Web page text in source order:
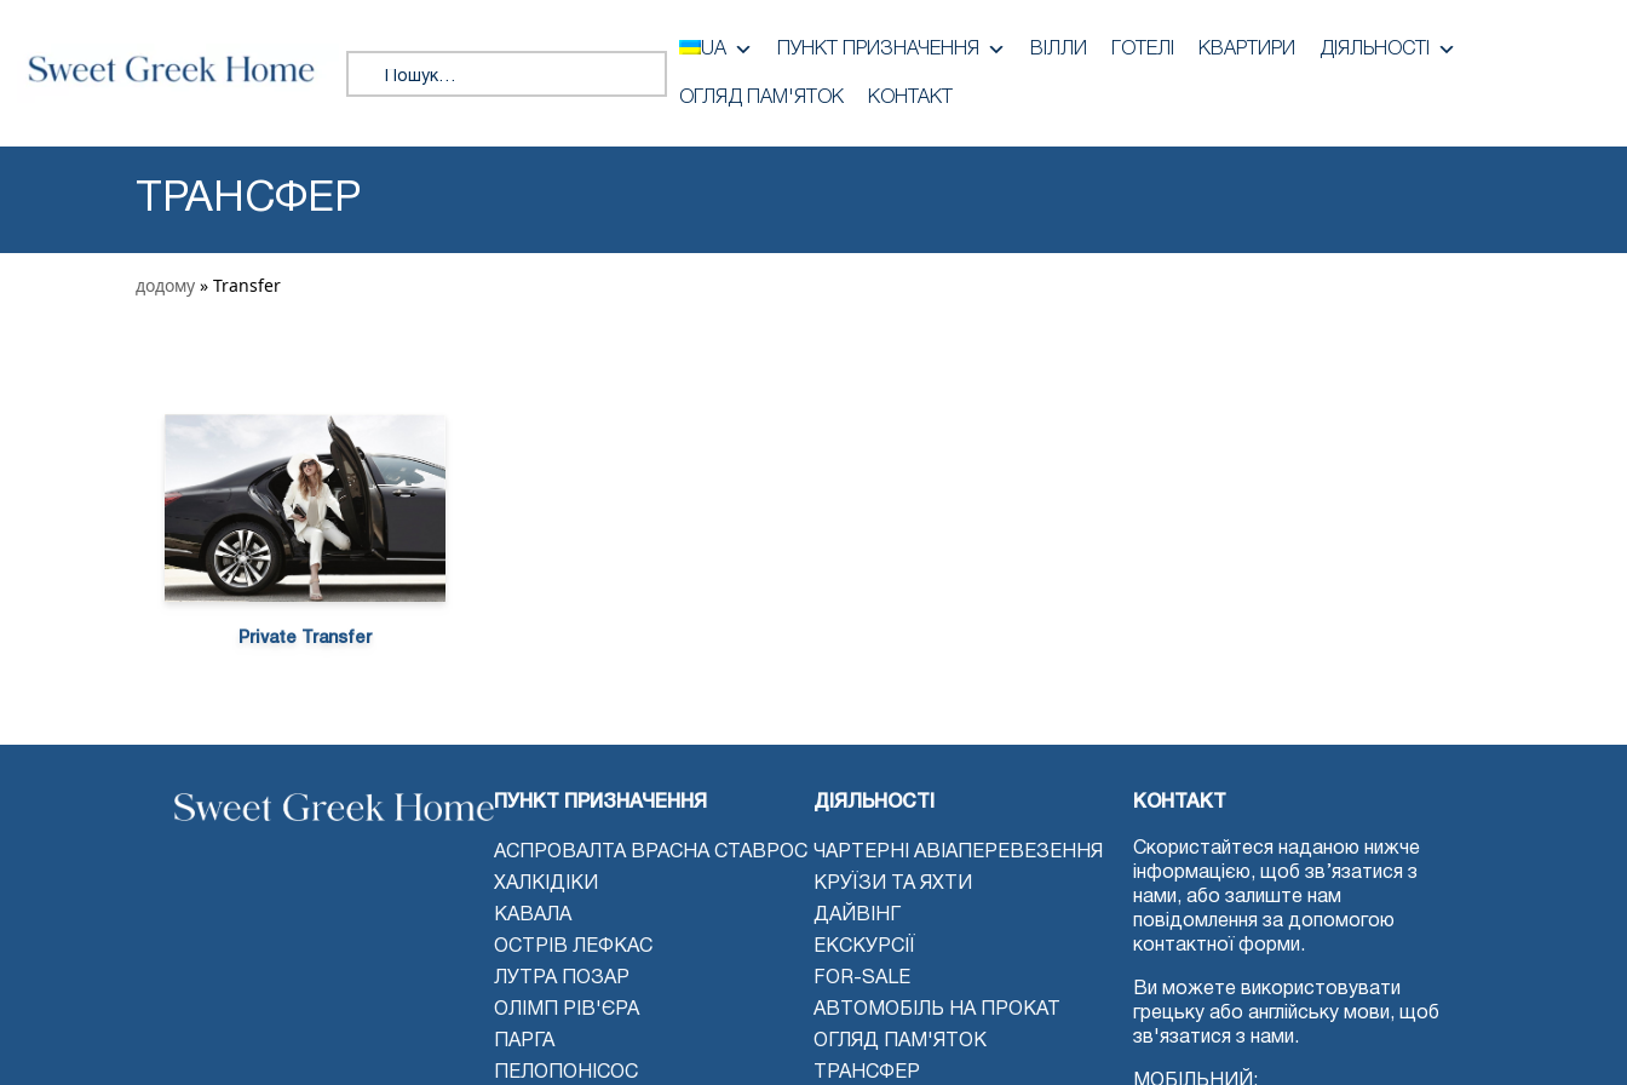
Пошук:
UA ПУНКТ ПРИЗНАЧЕННЯ ВІЛЛИ ГОТЕЛІ КВАРТИРИ ДІЯЛЬНОСТІ
ОГЛЯД ПАМ'ЯТОК КОНТАКТ
ТРАНСФЕР
додому » Transfer
Private Transfer
ПУНКТ ПРИЗНАЧЕННЯ
АСПРОВАЛТА ВРАСНА СТАВРОС
ХАЛКІДІКИ
КАВАЛА
ОСТРІВ ЛЕФКАС
ЛУТРА ПОЗАР
ОЛІМП РІВ'ЄРА
ПАРГА
ПЕЛОПОНІСОС
ДІЯЛЬНОСТІ
ЧАРТЕРНІ АВІАПЕРЕВЕЗЕННЯ
КРУЇЗИ ТА ЯХТИ
ДАЙВІНГ
ЕКСКУРСІЇ
FOR-SALE
АВТОМОБІЛЬ НА ПРОКАТ
ОГЛЯД ПАМ'ЯТОК
ТРАНСФЕР
КОНТАКТ
Скористайтеся наданою нижче
інформацією, щоб зв’язатися з
нами, або залиште нам
повідомлення за допомогою
контактної форми.
Ви можете використовувати
грецьку або англійську мови, щоб
зв'язатися з нами.
МОБІЛЬНИЙ: